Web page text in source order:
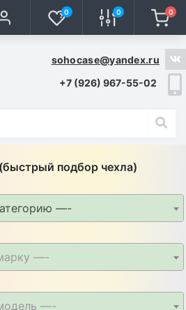
0 0 0
sohocase@yandex.ru
+7 (926) 967-55-02
подбор чехла)
—-
—-
—-